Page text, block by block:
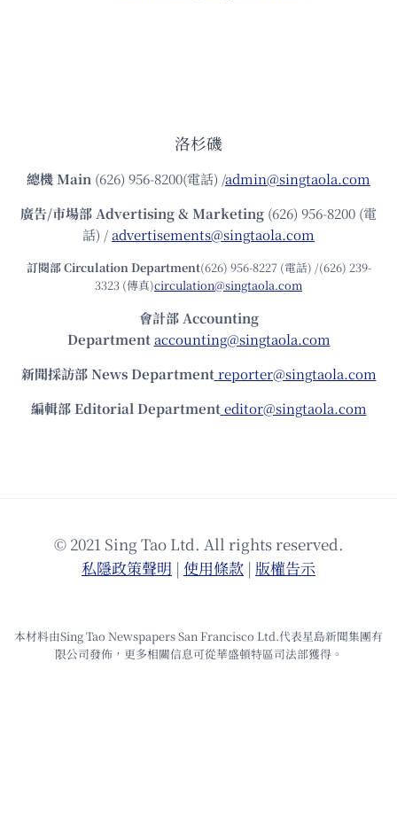
洛杉磯
總機Main (626) 956-8200(電話) /admin@singtaola.com
廣告/市場部Advertising & Marketing (626) 956-8200 (電
話) /advertisements@singtaola.com
訂閱部 Circulation Department(626) 956-8227 (電話) /(626) 239-
3323 (傳真)circulation@singtaola.com
會計部 Accounting
Department accounting@singtaola.com
新聞採訪部 News Department reporter@singtaola.com
編輯部 Editorial Department editor@singtaola.com
© 2021 Sing Tao Ltd. All rights reserved.
私隱政策聲明 | 使⽤條款 | 版權告⽰
本材料由Sing Tao Newspapers San Francisco Ltd.代表星島新聞集團有
限公司發佈，更多相關信息可從華盛頓特區司法部獲得。